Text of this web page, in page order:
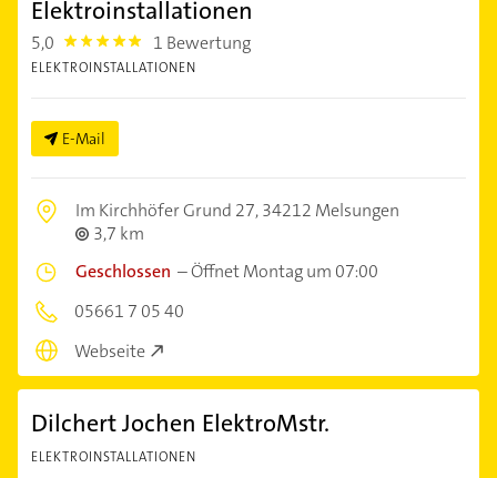
Elektroinstallationen
5,0 5.0 1 Bewertung
ELEKTROINSTALLATIONEN
E-Mail
Im Kirchhöfer Grund 27,34212 Melsungen
3,7 km
Geschlossen –Öffnet Montag um 07:00
05661 7 05 40
Webseite
Dilchert Jochen ElektroMstr.
ELEKTROINSTALLATIONEN